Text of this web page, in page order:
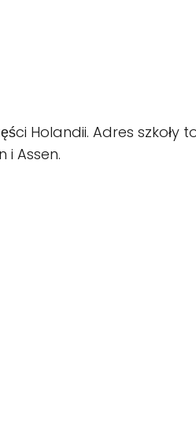
Holandii. Adres szkoły
i Assen.